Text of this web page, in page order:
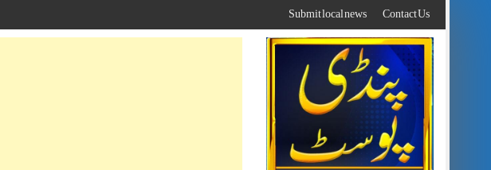
to
content
Contact Us
Submit local news